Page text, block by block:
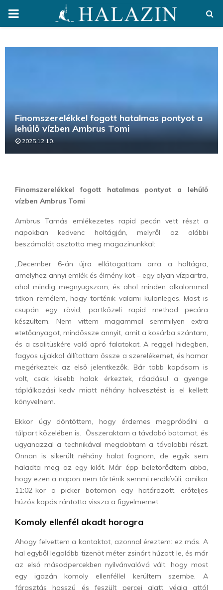
PRIMARY
Finomszerelékkel fogott hatalmas pontyot a
lehűlő vízben Ambrus Tomi
2025.12.10.
Finomszerelékkel fogott hatalmas pontyot a lehűlő
vízben Ambrus Tomi
Ambrus Tamás emlékezetes rapid pecán vett részt a
napokban kedvenc holtágján, melyről az alábbi
beszámolót osztotta meg magazinunkkal:
„December 6-án újra ellátogattam arra a holtágra,
amelyhez annyi emlék és élmény köt – egy olyan vízpartra,
ahol mindig megnyugszom, és ahol minden alkalommal
titkon remélem, hogy történik valami különleges. Most is
csupán egy rövid, partközeli rapid method pecára
készültem. Nem vittem magammal semmilyen extra
etetőanyagot, mindössze annyit, amit a kosárba szántam,
és a csalitüskére való apró falatokat. A reggeli hidegben,
fagyos ujjakkal állítottam össze a szerelékemet, és hamar
megérkeztek az első jelentkezők. Bár több kapásom is
volt, csak kisebb halak érkeztek, ráadásul a gyenge
táplálkozási kedv miatt néhány halvesztést is el kellett
könyvelnem.
Ekkor úgy döntöttem, hogy érdemes megpróbálni a
túlpart közelében is. Összeraktam a távdobó botomat, és
ugyanazzal a technikával megdobtam a távolabbi részt.
Onnan is sikerült néhány halat fognom, de egyik sem
haladta meg az egy kilót. Már épp beletörődtem abba,
hogy ezen a napon nem történik semmi rendkívüli, amikor
11:02-kor a picker botomon egy határozott, erőteljes
húzós kapás rántotta vissza a figyelmemet.
Komoly ellenfél akadt horogra
Ahogy felvettem a kontaktot, azonnal éreztem: ez más. A
hal egyből legalább tizenöt méter zsinórt húzott le, és már
az első másodpercekben nyilvánvalóvá vált, hogy most
egy igazán komoly ellenféllel kerültem szembe. A
fárasztás hosszú és feszült percei alatt végig attól